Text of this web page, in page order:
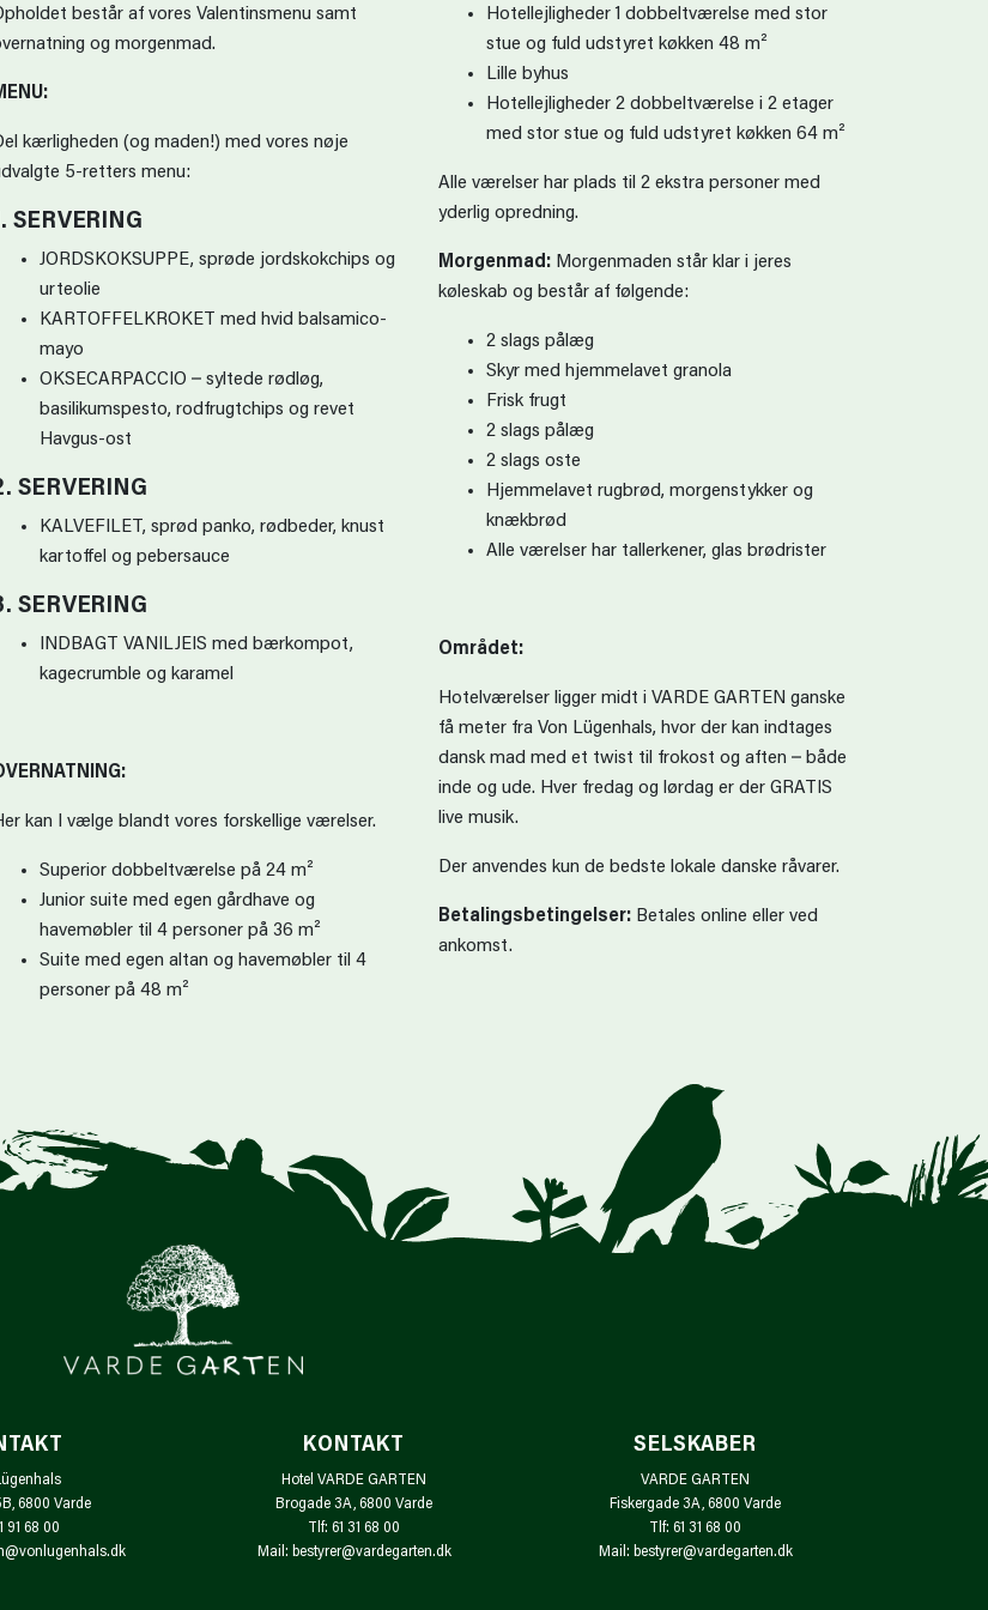
består af vores Valentinsmenu samt
og morgenmad.
kærligheden (og maden!) med vores nøje
5-retters menu:
SERVERING
JORDSKOKSUPPE, sprøde jordskokchips og
urteolie
KARTOFFELKROKET med hvid balsamico-
mayo
OKSECARPACCIO – syltede rødløg,
basilikumspesto, rodfrugtchips og revet
Havgus-ost
SERVERING
KALVEFILET, sprød panko, rødbeder, knust
kartoffel og pebersauce
SERVERING
INDBAGT VANILJEIS med bærkompot,
kagecrumble og karamel
kan I vælge blandt vores forskellige værelser.
Superior dobbeltværelse på 24 m²
Junior suite med egen gårdhave og
havemøbler til 4 personer på 36 m²
Suite med egen altan og havemøbler til 4
personer på 48 m²
Hotellejligheder 1 dobbeltværelse med stor
stue og fuld udstyret køkken 48 m²
Lille byhus
Hotellejligheder 2 dobbeltværelse i 2 etager
med stor stue og fuld udstyret køkken 64 m²
Alle værelser har plads til 2 ekstra personer med
yderlig opredning.
Morgenmad: Morgenmaden står klar i jeres
køleskab og består af følgende:
2 slags pålæg
Skyr med hjemmelavet granola
Frisk frugt
2 slags pålæg
2 slags oste
Hjemmelavet rugbrød, morgenstykker og
knækbrød
Alle værelser har tallerkener, glas brødrister
Området:
Hotelværelser ligger midt i VARDE GARTEN ganske
få meter fra Von Lügenhals, hvor der kan indtages
dansk mad med et twist til frokost og aften – både
inde og ude. Hver fredag og lørdag er der GRATIS
live musik.
Der anvendes kun de bedste lokale danske råvarer.
Betalingsbetingelser:Betales online eller ved
ankomst.
6800 Varde
91 68 00
KONTAKT
Hotel VARDE GARTEN
Brogade 3A, 6800 Varde
Tlf: 61 31 68 00
Mail: bestyrer@vardegarten.dk
SELSKABER
VARDE GARTEN
Fiskergade 3A, 6800 Varde
Tlf: 61 31 68 00
Mail: bestyrer@vardegarten.dk